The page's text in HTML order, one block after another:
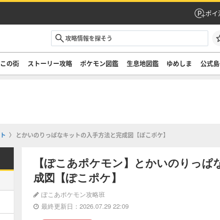
ポイ
の街 ストーリー攻略 ポケモン図鑑 生息地図鑑 ゆめしま 公式
とかいのりっぱなキットの入手方法と完成図【ぽこポケ】
【ぽこあポケモン】とかいのりっ
成図【ぽこポケ】
ぽこあポケモン攻略班
最終更新日：2026.07.29 22:09